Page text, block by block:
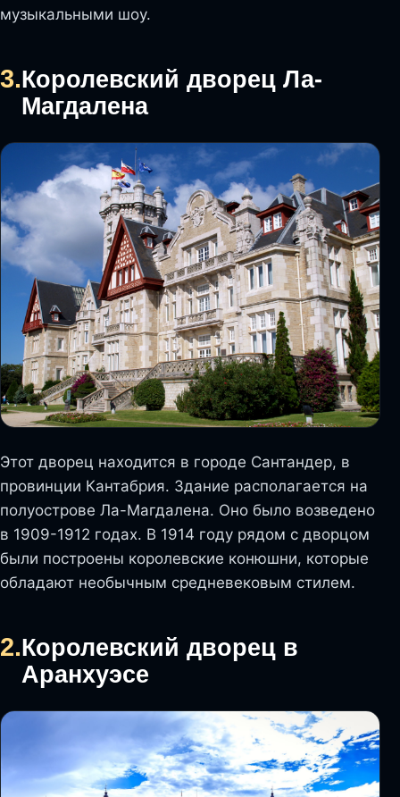
музыкальными шоу.
3.Королевский дворец Ла-
Магдалена
Этот дворец находится в городе Сантандер, в
провинции Кантабрия. Здание располагается на
полуострове Ла-Магдалена. Оно было возведено
в 1909-1912 годах. В 1914 году рядом с дворцом
были построены королевские конюшни, которые
обладают необычным средневековым стилем.
2.Королевский дворец в
Аранхуэсе